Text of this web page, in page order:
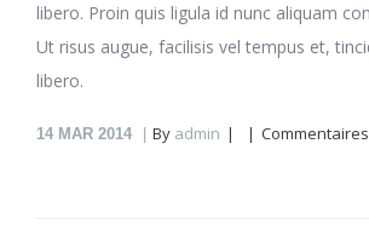
libero. Proin quis ligula id nunc aliquam
Ut risus augue, facilisis vel tempus et,
libero.
14 MAR 2014 By admin